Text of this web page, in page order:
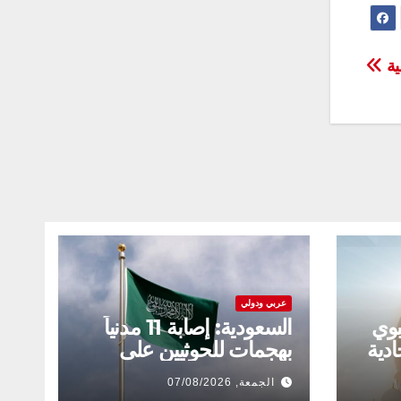
عربي ودولي
السعودية: إصابة 11 مدنياً
بهجمات للحوثيين على
نجرانالجمعة, 07/08/2026